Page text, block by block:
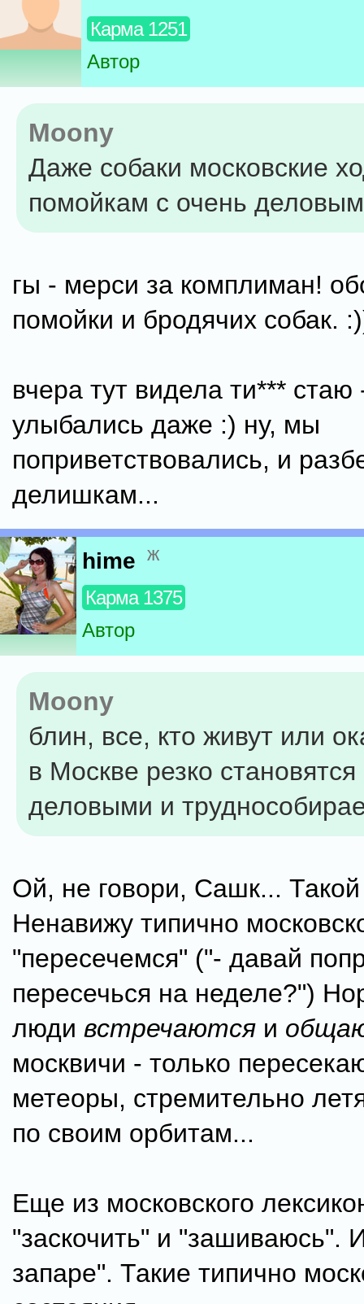
Карма 1251
Автор
Moony
Даже собаки московские
помойкам с очень
гы - мерси за комплиман!
помойки и бродячих собак.
вчера тут видела ти***
улыбались даже :) ну, мы
поприветствовались, и
делишкам...
hime ж
Карма 1375
Автор
Moony
блин, все, кто живут или
в Москве резко
деловыми и
Ой, не говори, Сашк... Такой
Ненавижу типично
"пересечемся" ("- давай
пересечься на неделе?")
люди встречаются и
москвичи - только
метеоры, стремительно
по своим орбитам...
Еще из московского
"заскочить" и "зашиваюсь".
запаре". Такие типично